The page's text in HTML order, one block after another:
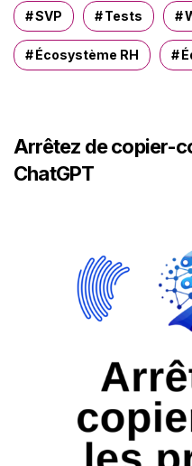
SVP Tests
Écosystème RH
Arrêtez de copier-
ChatGPT